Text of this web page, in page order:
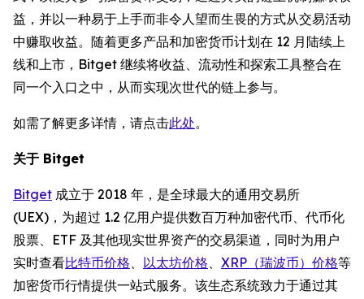
益，并以一种易于上手而非令人望而生畏的方式从交易活动
中赚取收益。随着更多产品和加密货币计划在 12 月陆续上
线和上市，Bitget 继续将收益、流动性和探索工具整合在
同一个入口之中，从而实现次世代的链上参与。
如需了解更多详情，请点击此处。
关于 Bitget
Bitget 成立于 2018 年，是全球最大的通用交易所
(UEX)，为超过 1.2 亿用户提供数百万种加密代币、代币化
股票、ETF 及其他现实世界资产的交易渠道，同时为用户
实时查看比特币价格、 以太坊价格、 XRP（瑞波币）价格等
加密货币行情提供一站式服务。该生态系统致力于通过其